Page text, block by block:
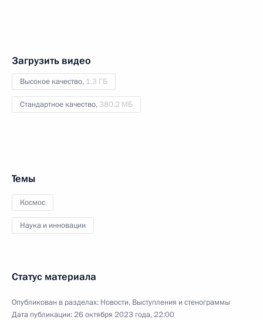
Загрузить видео
Высокое качество, 1.3 ГБ
Стандартное качество, 380.2 МБ
Темы
Космос
Наука и инновации
Статус материала
Опубликован в разделах: Новости, Выступления и стенограммы
Дата публикации:26 октября 2023 года, 22:00